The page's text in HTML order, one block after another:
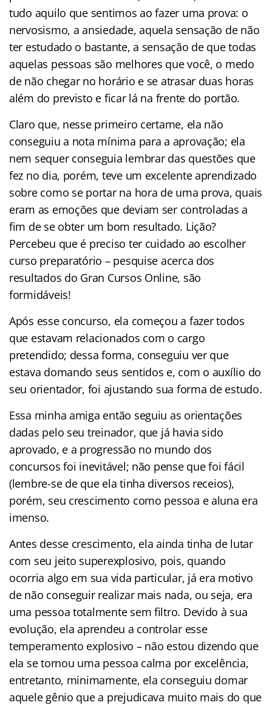
tudo aquilo que sentimos ao fazer uma prova: o
nervosismo, a ansiedade, aquela sensação de não
ter estudado o bastante, a sensação de que todas
aquelas pessoas são melhores que você, o medo
de não chegar no horário e se atrasar duas horas
além do previsto e ficar lá na frente do portão.
Claro que, nesse primeiro certame, ela não
conseguiu a nota mínima para a aprovação; ela
nem sequer conseguia lembrar das questões que
fez no dia, porém, teve um excelente aprendizado
sobre como se portar na hora de uma prova, quais
eram as emoções que deviam ser controladas a
fim de se obter um bom resultado. Lição?
Percebeu que é preciso ter cuidado ao escolher
curso preparatório – pesquise acerca dos
resultados do Gran Cursos Online, são
formidáveis!
Após esse concurso, ela começou a fazer todos
que estavam relacionados com o cargo
pretendido; dessa forma, conseguiu ver que
estava domando seus sentidos e, com o auxílio do
seu orientador, foi ajustando sua forma de estudo.
Essa minha amiga então seguiu as orientações
dadas pelo seu treinador, que já havia sido
aprovado, e a progressão no mundo dos
concursos foi inevitável; não pense que foi fácil
(lembre-se de que ela tinha diversos receios),
porém, seu crescimento como pessoa e aluna era
imenso.
Antes desse crescimento, ela ainda tinha de lutar
com seu jeito superexplosivo, pois, quando
ocorria algo em sua vida particular, já era motivo
de não conseguir realizar mais nada, ou seja, era
uma pessoa totalmente sem filtro. Devido à sua
evolução, ela aprendeu a controlar esse
temperamento explosivo – não estou dizendo que
ela se tornou uma pessoa calma por excelência,
entretanto, minimamente, ela conseguiu domar
aquele gênio que a prejudicava muito mais do que